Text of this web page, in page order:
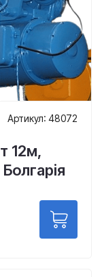
Артикул: 48072
12м,